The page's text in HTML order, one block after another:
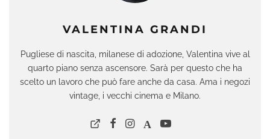
VALENTINA GRANDI
Pugliese di nascita, milanese di adozione, Valentina vive al
quarto piano senza ascensore. Sarà per questo che ha
scelto un lavoro che può fare anche da casa. Ama i negozi
vintage, i vecchi cinema e Milano.